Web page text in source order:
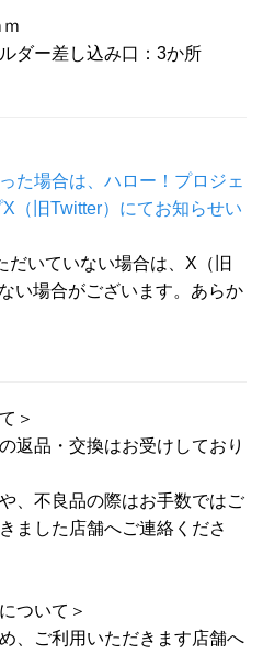
ダー差し込み口：3か所
た場合は、ハロー！プロジェ
（旧Twitter）にてお知らせい
だいていない場合は、X（旧
い場合がございます。あらか
＞
返品・交換はお受けしており
、不良品の際はお手数ではご
ました店舗へご連絡くださ
ついて＞
、ご利用いただきます店舗へ